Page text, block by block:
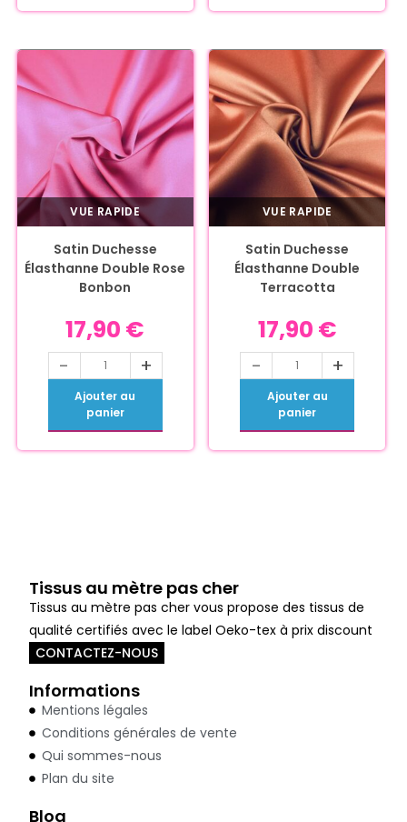
VUE RAPIDE
Satin Duchesse
Élasthanne Double Rose
Bonbon
17,90 €
- +
Ajouter au
panier
VUE RAPIDE
Satin Duchesse
Élasthanne Double
Terracotta
17,90 €
- +
Ajouter au
panier
Tissus au mètre pas cher
Tissus au mètre pas cher vous propose des tissus de
qualité certifiés avec le label Oeko-tex à prix discount
CONTACTEZ-NOUS
Informations
Mentions légales
Conditions générales de vente
Qui sommes-nous
Plan du site
Blog